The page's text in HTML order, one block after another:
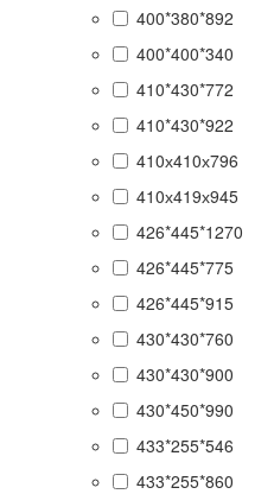
400*380*892
400*400*340
410*430*772
410*430*922
410х410х796
410х419х945
426*445*1270
426*445*775
426*445*915
430*430*760
430*430*900
430*450*990
433*255*546
433*255*860